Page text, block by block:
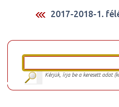
2017-2018-1.
Kérjük, írja be a keresett adat